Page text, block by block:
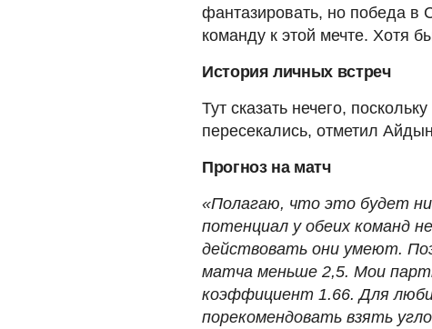
фантазировать, но победа в
команду к этой мечте. Хотя
История личных встреч
Тут сказать нечего,
пересекались, отметил
Прогноз на матч
«Полагаю, что это будет
потенциал у обеих команд
действовать они умеют.
матча меньше 2,5. Мои
коэффициент 1.66. Для
порекомендовать взять